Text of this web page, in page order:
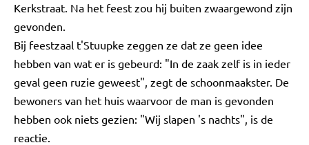
Kerkstraat. Na het feest zou hij buiten zwaargewond zijn
gevonden.
Bij feestzaal t'Stuupke zeggen ze dat ze geen idee
hebben van wat er is gebeurd: "In de zaak zelf is in ieder
geval geen ruzie geweest", zegt de schoonmaakster. De
bewoners van het huis waarvoor de man is gevonden
hebben ook niets gezien: "Wij slapen 's nachts", is de
reactie.